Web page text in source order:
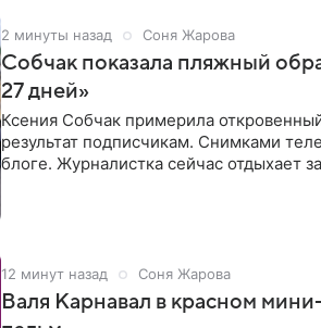
2 минуты назад Соня Жарова
Собчак показала пляжный
27 дней»
Ксения Собчак примерила
результат подписчикам. Снимками
блоге. Журналистка сейчас отдыхает
12 минут назад Соня Жарова
Валя Карнавал в красном